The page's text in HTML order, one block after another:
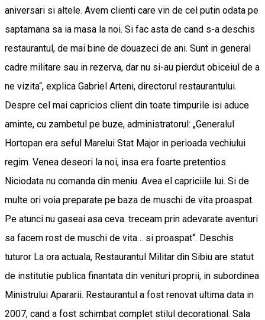
aniversari si altele. Avem clienti care vin de cel putin odata pe
saptamana sa ia masa la noi. Si fac asta de cand s-a deschis
restaurantul, de mai bine de douazeci de ani. Sunt in general
cadre militare sau in rezerva, dar nu si-au pierdut obiceiul de a
ne vizita“, explica Gabriel Arteni, directorul restaurantului.
Despre cel mai capricios client din toate timpurile isi aduce
aminte, cu zambetul pe buze, administratorul: „Generalul
Hortopan era seful Marelui Stat Major in perioada vechiului
regim. Venea deseori la noi, insa era foarte pretentios.
Niciodata nu comanda din meniu. Avea el capriciile lui. Si de
multe ori voia preparate pe baza de muschi de vita proaspat.
Pe atunci nu gaseai asa ceva. treceam prin adevarate aventuri
sa facem rost de muschi de vita… si proaspat“. Deschis
tuturor La ora actuala, Restaurantul Militar din Sibiu are statut
de institutie publica finantata din venituri proprii, in subordinea
Ministrului Apararii. Restaurantul a fost renovat ultima data in
2007, cand a fost schimbat complet stilul decorational. Sala